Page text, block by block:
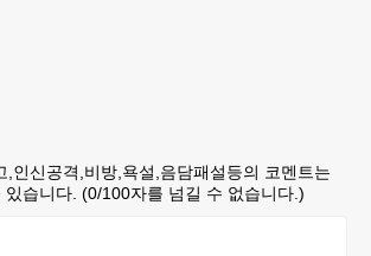
,인신공격,비방,욕설,음담패설등의 코멘트는
있습니다. (0/100자를 넘길 수 없습니다.)